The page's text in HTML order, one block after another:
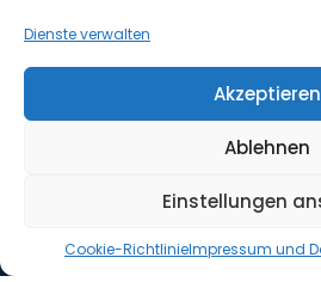
Dienste verwalten
Akzeptieren
Ablehnen
Einstellungen
Cookie-RichtlinieImpressum und
News
Über mich
Kontakt